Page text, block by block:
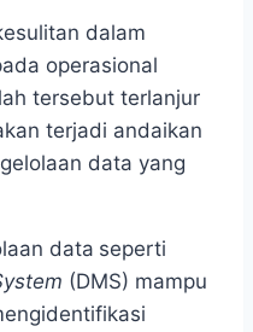
dalam
operasional
tersebut terlanjur
terjadi andaikan
data yang
data seperti
(DMS) mampu